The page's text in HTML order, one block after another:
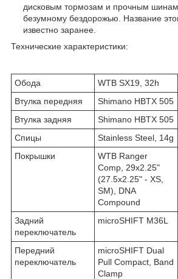
дисковым тормозам и прочным шинам
безумному бездорожью. Название
известно заранее.
Технические характеристики:
Обода
WTB SX19, 32h
Втулка передняя
Shimano HBTX 505
Втулка задняя
Shimano HBTX 505
Спицы
Stainless Steel, 14g
Покрышки
WTB Ranger
Comp, 29x2.25"
(27.5x2.25" - XS,
SM), DNA
Compound
Задний
переключатель
microSHIFT M36L
Передний
переключатель
microSHIFT Dual
Pull Compact, Band
Clamp